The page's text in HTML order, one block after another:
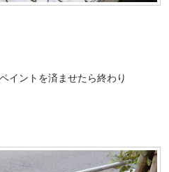
イントを済ませたら終わり